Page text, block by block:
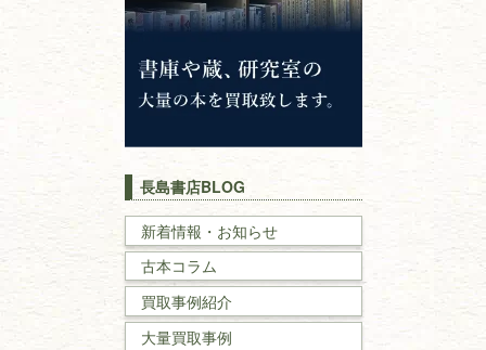
神道・神社仏閣
イスラム教
キリスト教
戦記・戦史
国文学・
理工書
長島書店BLOG
新着情報・お知らせ
古本コラム
買取事例紹介
大量買取事例